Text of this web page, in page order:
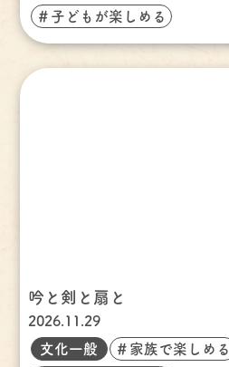
＃子どもが楽しめる
吟と剣と扇と
2026.11.29
文化一般 ＃家族で楽しめる